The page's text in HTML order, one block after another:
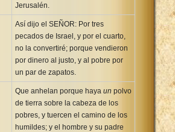
Jerusalén.
Así dijo el SEÑOR: Por tres
pecados de Israel, y por el cuarto,
no la convertiré; porque vendieron
por dinero al justo, y al pobre por
un par de zapatos.
Que anhelan porque haya un polvo
de tierra sobre la cabeza de los
pobres, y tuercen el camino de los
humildes; y el hombre y su padre